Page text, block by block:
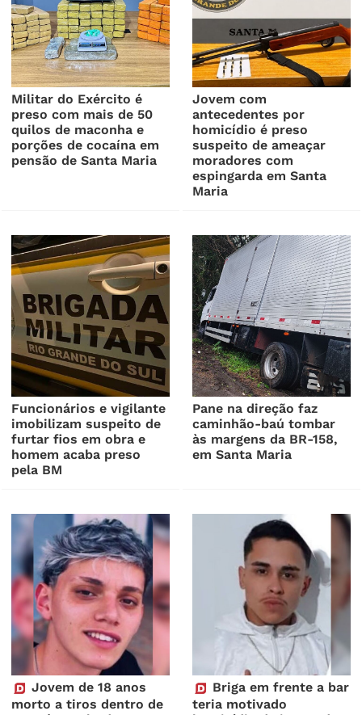
Militar do Exército é
preso com mais de 50
quilos de maconha e
porções de cocaína em
pensão de Santa Maria
Jovem com
antecedentes por
homicídio é preso
suspeito de ameaçar
moradores com
espingarda em Santa
Maria
Funcionários e vigilante
imobilizam suspeito de
furtar fios em obra e
homem acaba preso
pela BM
Pane na direção faz
caminhão-baú tombar
às margens da BR-158,
em Santa Maria
Jovem de 18 anos
morto a tiros dentro de
Briga em frente a bar
teria motivado